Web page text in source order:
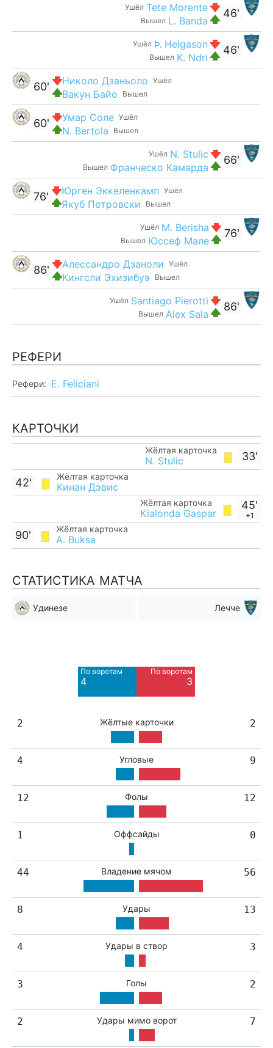
46'
Ушёл Tete Morente
Вышел L. Banda
46'
Ушёл Þ. Helgason
Вышел K. Ndri
Ушёл
Николо Дзаньоло
Вышел
Вакун Байо
60'
Ушёл
Умар Соле
Вышел
N. Bertola
60'
66'
Ушёл N. Stulic
Вышел Франческо Камарда
Ушёл
Юрген Эккеленкамп
Вышел
Якуб Петровски
76'
76'
Ушёл M. Berisha
Вышел Юссеф Мале
Ушёл
Алессандро Дзаноли
Вышел
Кингсли Эхизибуэ
86'
86'
Ушёл Santiago Pierotti
Вышел Alex Sala
РЕФЕРИ
Рефери: E. Feliciani
КАРТОЧКИ
33'
Жёлтая карточка
N. Stulic
Жёлтая карточка
Кинан Дэвис
42'
45'
+1
Жёлтая карточка
Kialonda Gaspar
Жёлтая карточка
A. Buksa
90'
СТАТИСТИКА МАТЧА
Удинезе Лечче
По воротам
4
По воротам
3
2 Жёлтые карточки 2
4 Угловые 9
12 Фолы 12
1 Оффсайды 0
44 Владение мячом 56
8 Удары 13
4 Удары в створ 3
3 Голы 2
2 Удары мимо ворот 7